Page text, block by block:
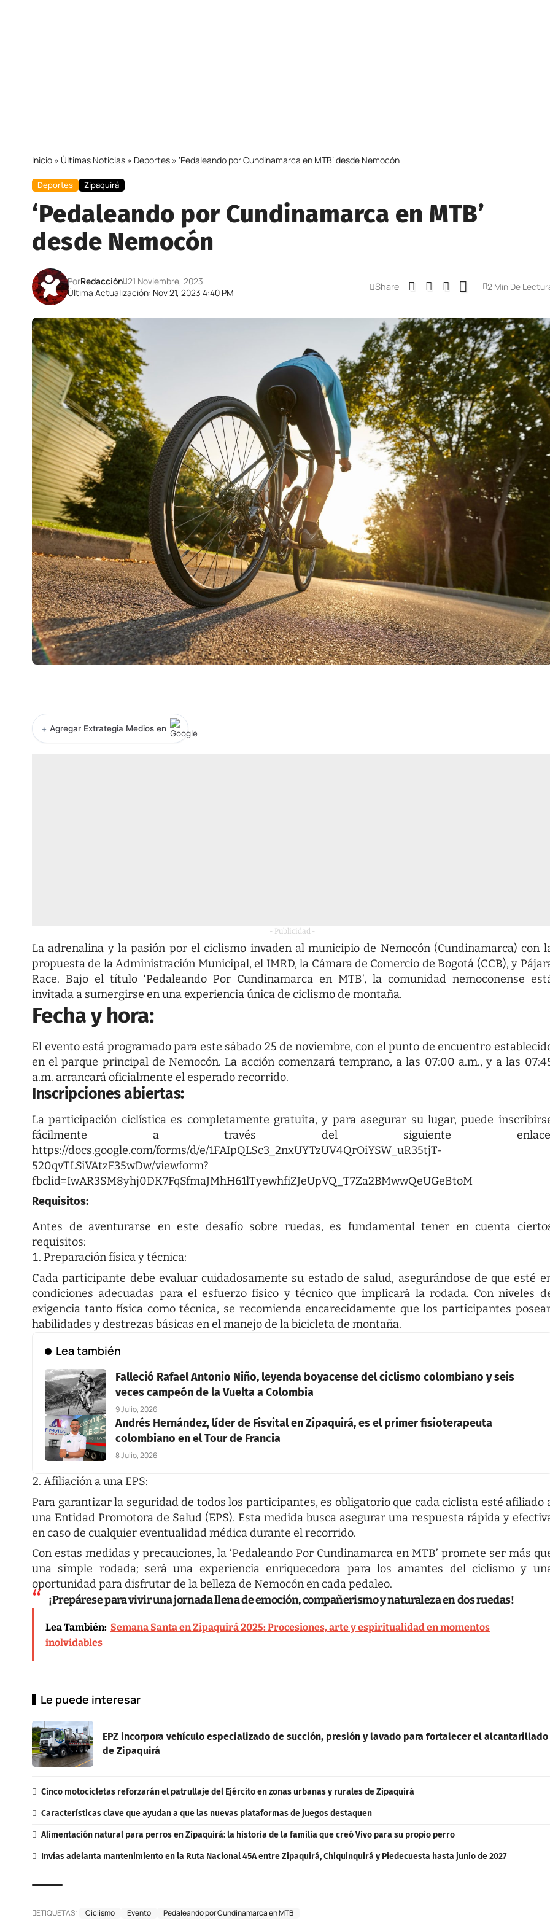
Inicio » Últimas Noticias » Deportes » ‘Pedaleando por Cundinamarca en MTB’ desde Nemocón
Deportes Zipaquirá
‘Pedaleando por Cundinamarca en MTB’
desde Nemocón
Última Actualización: Nov 21, 2023 4:40 PM
PorRedacción 21 Noviembre, 2023 Share 2 Min De
+ Agregar Extrategia Medios en
- Publicidad -
La adrenalina y la pasión por el ciclismo invaden al municipio de Nemocón (Cundinamarca) con
propuesta de la Administración Municipal, el IMRD, la Cámara de Comercio de Bogotá (CCB), y
Race. Bajo el título ‘Pedaleando Por Cundinamarca en MTB’, la comunidad nemoconense
invitada a sumergirse en una experiencia única de ciclismo de montaña.
Fecha y hora:
El evento está programado para este sábado 25 de noviembre, con el punto de encuentro
en el parque principal de Nemocón. La acción comenzará temprano, a las 07:00 a.m., y a las
a.m. arrancará oficialmente el esperado recorrido.
Inscripciones abiertas:
La participación ciclística es completamente gratuita, y para asegurar su lugar, puede
fácilmente a través del siguiente
https://docs.google.com/forms/d/e/1FAIpQLSc3_2nxUYTzUV4QrOiYSW_uR35tjT-
520qvTLSiVAtzF35wDw/viewform?
fbclid=IwAR3SM8yhj0DK7FqSfmaJMhH61lTyewhfiZJeUpVQ_T7Za2BMwwQeUGeBtoM
Requisitos:
Antes de aventurarse en este desafío sobre ruedas, es fundamental tener en cuenta
requisitos:
Preparación física y técnica:
Cada participante debe evaluar cuidadosamente su estado de salud, asegurándose de que esté
condiciones adecuadas para el esfuerzo físico y técnico que implicará la rodada. Con niveles
exigencia tanto física como técnica, se recomienda encarecidamente que los participantes
habilidades y destrezas básicas en el manejo de la bicicleta de montaña.
Lea también
Falleció Rafael Antonio Niño, leyenda boyacense del ciclismo colombiano y seis
veces campeón de la Vuelta a Colombia
9 Julio, 2026
Andrés Hernández, líder de Fisvital en Zipaquirá, es el primer fisioterapeuta
colombiano en el Tour de Francia
8 Julio, 2026
Afiliación a una EPS:
Para garantizar la seguridad de todos los participantes, es obligatorio que cada ciclista esté afiliado
una Entidad Promotora de Salud (EPS). Esta medida busca asegurar una respuesta rápida y
en caso de cualquier eventualidad médica durante el recorrido.
Con estas medidas y precauciones, la ‘Pedaleando Por Cundinamarca en MTB’ promete ser más
una simple rodada; será una experiencia enriquecedora para los amantes del ciclismo y
oportunidad para disfrutar de la belleza de Nemocón en cada pedaleo.
¡Prepárese para vivir una jornada llena de emoción, compañerismo y naturaleza en dos ruedas!
Lea También: Semana Santa en Zipaquirá 2025: Procesiones, arte y espiritualidad en momentos
inolvidables
Le puede interesar
EPZ incorpora vehículo especializado de succión, presión y lavado para fortalecer el alcantarillado
de Zipaquirá
Cinco motocicletas reforzarán el patrullaje del Ejército en zonas urbanas y rurales de Zipaquirá
Características clave que ayudan a que las nuevas plataformas de juegos destaquen
Alimentación natural para perros en Zipaquirá: la historia de la familia que creó Vivo para su propio perro
Invías adelanta mantenimiento en la Ruta Nacional 45A entre Zipaquirá, Chiquinquirá y Piedecuesta hasta junio de 2027
ETIQUETAS: Ciclismo Evento Pedaleando por Cundinamarca en MTB